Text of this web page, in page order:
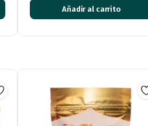
Añadir al carrito